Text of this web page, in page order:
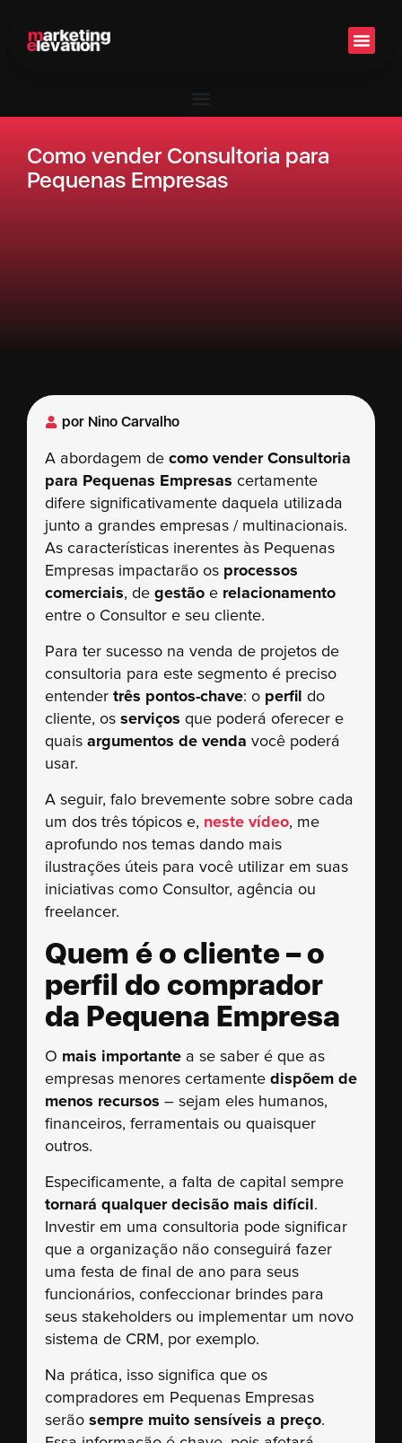
Como vender Consultoria para
Pequenas Empresas
por Nino Carvalho
A abordagem de como vender Consultoria
para Pequenas Empresas certamente
difere significativamente daquela utilizada
junto a grandes empresas / multinacionais.
As características inerentes às Pequenas
Empresas impactarão os processos
comerciais, de gestão e relacionamento
entre o Consultor e seu cliente.
Para ter sucesso na venda de projetos de
consultoria para este segmento é preciso
entender três pontos-chave: o perfil do
cliente, os serviços que poderá oferecer e
quais argumentos de venda você poderá
usar.
A seguir, falo brevemente sobre sobre cada
um dos três tópicos e, neste vídeo, me
aprofundo nos temas dando mais
ilustrações úteis para você utilizar em suas
iniciativas como Consultor, agência ou
freelancer.
Quem é o cliente – o
perfil do comprador
da Pequena Empresa
O mais importante a se saber é que as
empresas menores certamente dispõem de
menos recursos – sejam eles humanos,
financeiros, ferramentais ou quaisquer
outros.
Especificamente, a falta de capital sempre
tornará qualquer decisão mais difícil .
Investir em uma consultoria pode significar
que a organização não conseguirá fazer
uma festa de final de ano para seus
funcionários, confeccionar brindes para
seus stakeholders ou implementar um novo
sistema de CRM, por exemplo.
Na prática, isso significa que os
compradores em Pequenas Empresas
serão sempre muito sensíveis a preço.